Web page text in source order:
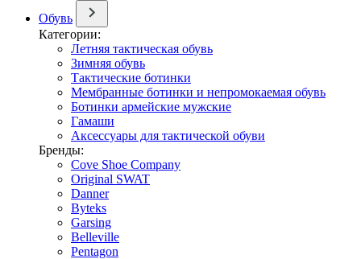
Обувь
Категории:
Летняя тактическая обувь
Зимняя обувь
Тактические ботинки
Мембранные ботинки и непромокаемая обувь
Ботинки армейские мужские
Гамаши
Аксессуары для тактической обуви
Бренды:
Cove Shoe Company
Original SWAT
Danner
Byteks
Garsing
Belleville
Pentagon